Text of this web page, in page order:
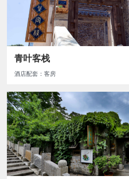
青叶客栈
酒店配套：客房